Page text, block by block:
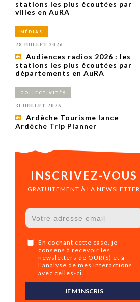
de
sur
1 AN
stations les plus écoutées par
villes en AuRA
MÉDIAS
28 JUILLET 2026
Audiences radios 2026 : les
stations les plus écoutées par
départements en AuRA
COLLECTIVITÉS
31 JUILLET 2026
Ardèche Tourisme lance
Ardèche Trip Planner
INSCRIVEZ-VOUS
GRATUITEMENT À LA NEWSLETTER
En cochant cette case, je
consens à recevoir les
newsletters de OUR(S) et à
l'analyse de mes interactions
avec celles-ci.
JE M'INSCRIS